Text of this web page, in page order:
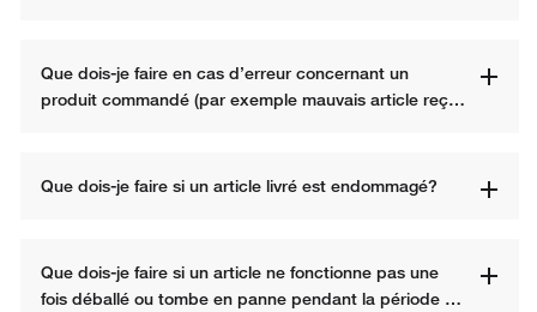
Que dois-je faire en cas d’erreur concernant un
produit commandé (par exemple mauvais article reçu
Que dois-je faire si un article livré est endommagé?
Que dois-je faire si un article ne fonctionne pas une
fois déballé ou tombe en panne pendant la période